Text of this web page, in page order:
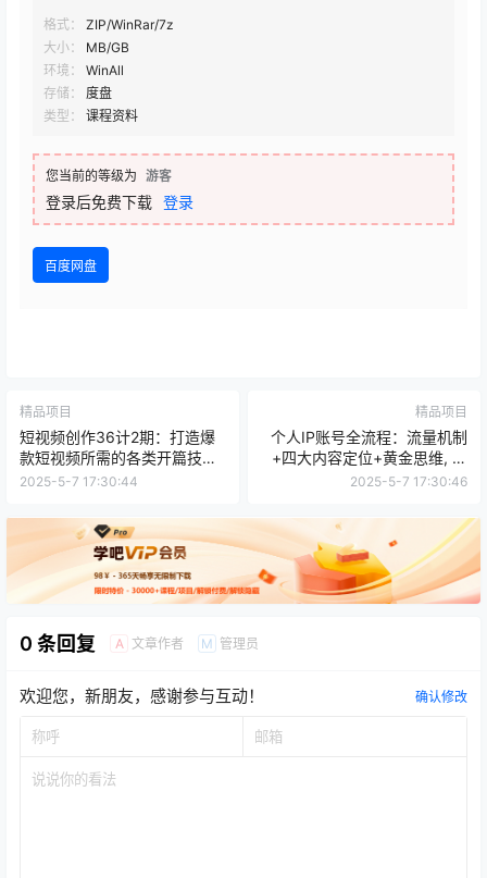
格式：
ZIP/WinRar/7z
大小：
MB/GB
环境：
WinAll
存储：
度盘
类型：
课程资料
您当前的等级为 游客
登录后免费下载 登录
百度网盘
精品项目
短视频创作36计2期：打造爆
款短视频所需的各类开篇技
巧，提升视频吸引力
2025-5-7 17:30:44
精品项目
个人IP账号全流程：流量机制
+四大内容定位+黄金思维, 爆
款选题与剪辑实操
2025-5-7 17:30:46
0 条回复 A 文章作者 M 管理员
欢迎您，新朋友，感谢参与互动！ 确认修改